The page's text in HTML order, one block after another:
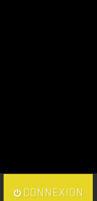
CONNEXION